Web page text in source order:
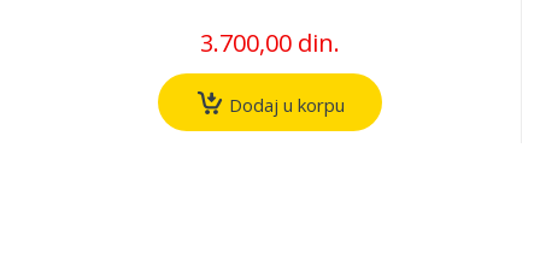
3.700,00 din.
Dodaj u korpu